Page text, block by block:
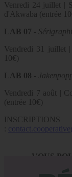
Venredi 24 juillet |
d'Akwaba (entrée
LAB 07 -
Vendredi 31 juillet
10€)
LAB 08 -
Vendredi 7 août |
(entrée 10€)
VOUS